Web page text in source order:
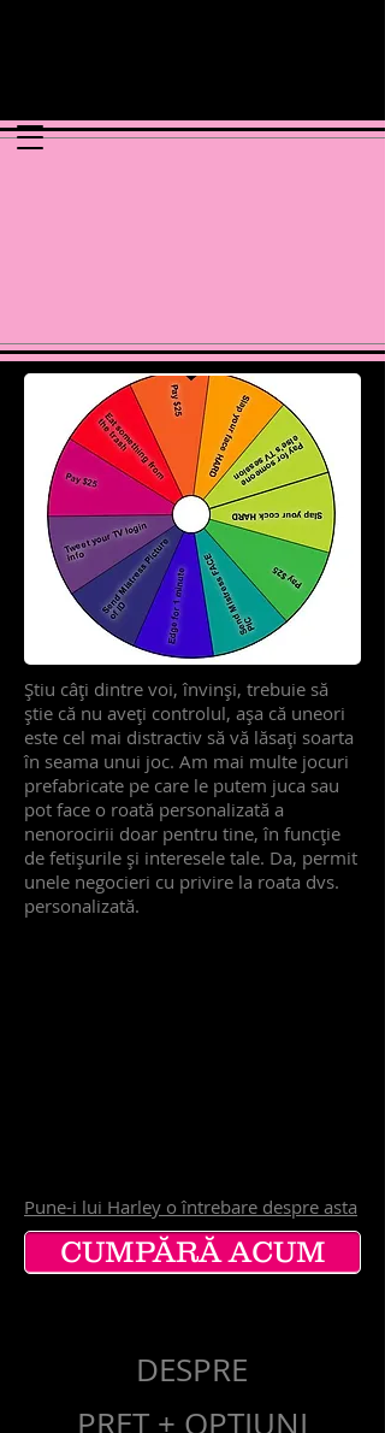
Știu câți dintre voi, învinși, trebuie să
știe că nu aveți controlul, așa că uneori
este cel mai distractiv să vă lăsați soarta
în seama unui joc. Am mai multe jocuri
prefabricate pe care le putem juca sau
pot face o roată personalizată a
nenorocirii doar pentru tine, în funcție
de fetișurile și interesele tale. Da, permit
unele negocieri cu privire la roata dvs.
personalizată.
Pune-i lui Harley o întrebare despre asta
CUMPĂRĂ ACUM
DESPRE
PRET + OPTIUNI